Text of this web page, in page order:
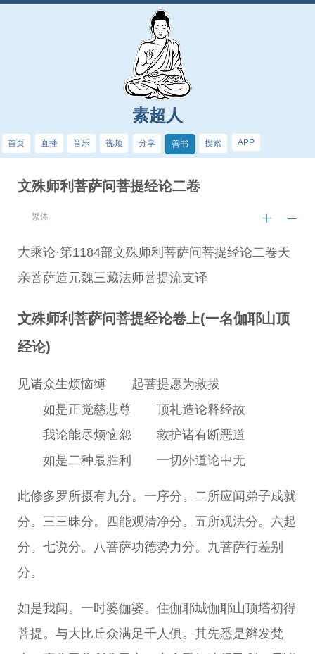
素超人
首页 直播 音乐 视频 分享 善书 搜索 APP
文殊师利菩萨问菩提经论二卷
繁体
大乘论·第1184部文殊师利菩萨问菩提经论二卷天
亲菩萨造元魏三藏法师菩提流支译
文殊师利菩萨问菩提经论卷上(一名伽耶山顶
经论)
见诸众生烦恼缚 起菩提愿为救拔
如是正觉慈悲尊 顶礼造论释经故
我论能尽烦恼怨 救护诸有断恶道
如是二种最胜利 一切外道论中无
此修多罗所摄有九分。一序分。二所应闻弟子成就
分。三三昧分。四能观清净分。五所观法分。六起
分。七说分。八菩萨功德势力分。九菩萨行差别
分。
如是我闻。一时婆伽婆。住伽耶城伽耶山顶塔初得
菩提。与大比丘众满足千人俱。其先悉是辫发梵